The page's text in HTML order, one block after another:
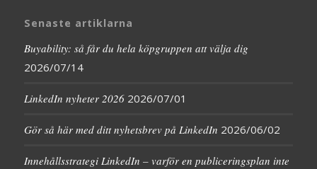
Senaste artiklarna
Buyability: så får du hela köpgruppen att välja dig
2026/07/14
LinkedIn nyheter 2026 2026/07/01
Gör så här med ditt nyhetsbrev på LinkedIn 2026/06/02
Innehållsstrategi LinkedIn – varför en publiceringsplan inte